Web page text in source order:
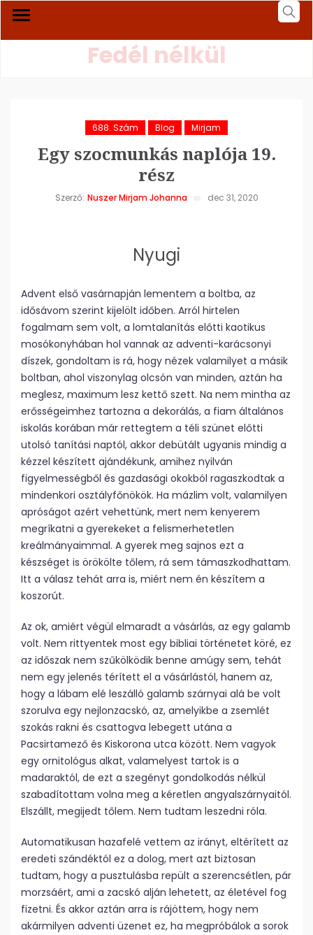
Fedél nélkül
688. Szám Blog Mirjam
Egy szocmunkás naplója 19.
rész
Szerző: Nuszer Mirjam Johanna dec 31, 2020
Nyugi
Advent első vasárnapján lementem a boltba, az
idősávom szerint kijelölt időben. Arról hirtelen
fogalmam sem volt, a lomtalanítás előtti kaotikus
mosókonyhában hol vannak az adventi-karácsonyi
díszek, gondoltam is rá, hogy nézek valamilyet a másik
boltban, ahol viszonylag olcsón van minden, aztán ha
meglesz, maximum lesz kettő szett. Na nem mintha az
erősségeimhez tartozna a dekorálás, a fiam általános
iskolás korában már rettegtem a téli szünet előtti
utolsó tanítási naptól, akkor debütált ugyanis mindig a
kézzel készített ajándékunk, amihez nyilván
figyelmességből és gazdasági okokból ragaszkodtak a
mindenkori osztályfőnökök. Ha mázlim volt, valamilyen
apróságot azért vehettünk, mert nem kenyerem
megríkatni a gyerekeket a felismerhetetlen
kreálmányaimmal. A gyerek meg sajnos ezt a
készséget is örökölte tőlem, rá sem támaszkodhattam.
Itt a válasz tehát arra is, miért nem én készítem a
koszorút.
Az ok, amiért végül elmaradt a vásárlás, az egy galamb
volt. Nem rittyentek most egy bibliai történetet köré, ez
az időszak nem szűkölködik benne amúgy sem, tehát
nem egy jelenés térített el a vásárlástól, hanem az,
hogy a lábam elé leszálló galamb szárnyai alá be volt
szorulva egy nejlonzacskó, az, amelyikbe a zsemlét
szokás rakni és csattogva lebegett utána a
Pacsirtamező és Kiskorona utca között. Nem vagyok
egy ornitológus alkat, valamelyest tartok is a
madaraktól, de ezt a szegényt gondolkodás nélkül
szabadítottam volna meg a kéretlen angyalszárnyaitól.
Elszállt, megijedt tőlem. Nem tudtam leszedni róla.
Automatikusan hazafelé vettem az irányt, eltérített az
eredeti szándéktól ez a dolog, mert azt biztosan
tudtam, hogy a pusztulásba repült a szerencsétlen, pár
morzsáért, ami a zacskó alján lehetett, az életével fog
fizetni. És akkor aztán arra is rájöttem, hogy nem
akármilyen adventi üzenet ez, ha megpróbálok a sorok